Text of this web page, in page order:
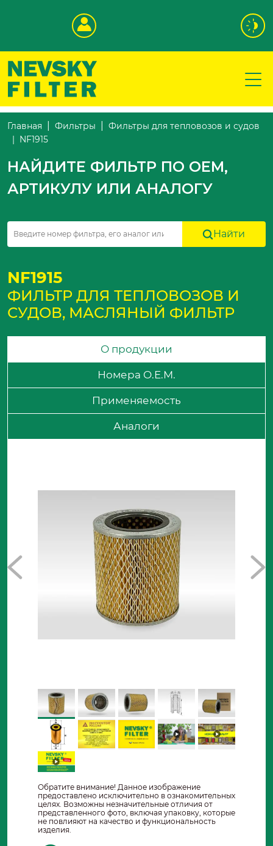
Главная Фильтры
Фильтры для тепловозов и судов
NF1915
НАЙДИТЕ ФИЛЬТР ПО OEM,
АРТИКУЛУ ИЛИ АНАЛОГУ
Найти
NF1915
ФИЛЬТР ДЛЯ ТЕПЛОВОЗОВ И
СУДОВ, МАСЛЯНЫЙ ФИЛЬТР
О продукции
Номера O.E.M.
Применяемость
Аналоги
Обратите внимание! Данное изображение
предоставлено исключительно в ознакомительных
целях. Возможны незначительные отличия от
представленного фото, включая упаковку, которые
не повлияют на качество и функциональность
изделия.